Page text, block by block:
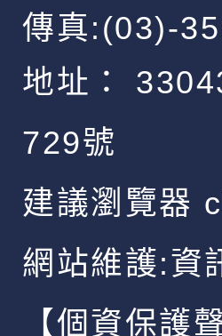
傳真:(03)-
地址：
729號
建議瀏覽器
網站維護:資
【個資保護